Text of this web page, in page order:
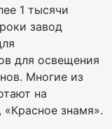
1 тысячи
завод
для освещения
Многие из
на
знамя».